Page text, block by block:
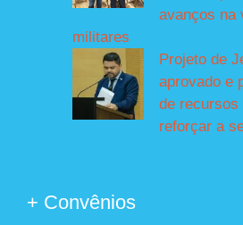
avanços na
militares
Projeto de
aprovado e
de recursos
reforçar a
+ Convênios